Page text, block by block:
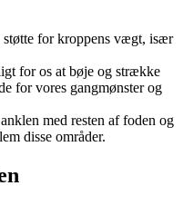
støtte for kroppens vægt, især
for os at bøje og strække
for vores gangmønster og
med resten af foden og
disse områder.